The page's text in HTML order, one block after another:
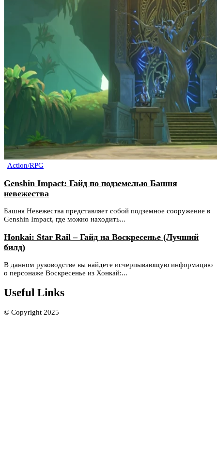
Action/RPG
Genshin Impact: Гайд по подземелью Башня
невежества
Башня Невежества представляет собой подземное сооружение в
Genshin Impact, где можно находить...
Honkai: Star Rail – Гайд на Воскресенье (Лучший
билд)
В данном руководстве вы найдете исчерпывающую информацию
о персонаже Воскресенье из Хонкай:...
Useful Links
© Copyright 2025